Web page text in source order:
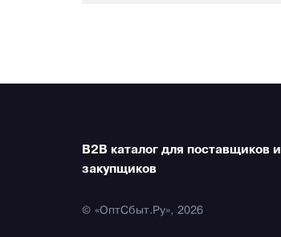
B2B каталог для поставщиков и
закупщиков
© «ОптСбыт.Ру», 2026